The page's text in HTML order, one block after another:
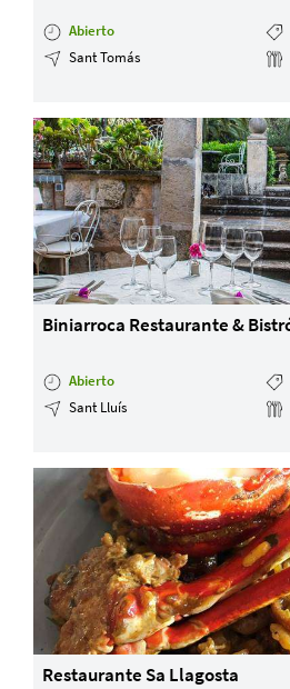
Abierto
Sant Tomás
Biniarroca Restaurante &
Abierto
Sant Lluís
Restaurante Sa Llagosta